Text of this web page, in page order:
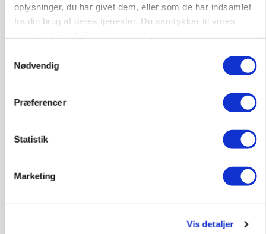
oplysninger, du har givet dem, eller som de har indsamlet
fra din brug af deres tjenester. Du samtykker til vores
Nødvendig
Præferencer
Statistik
Marketing
Vis detaljer
Grise
03. aug.
Kalvepasser til ejendom i udvikling søges
Leder til klimastald